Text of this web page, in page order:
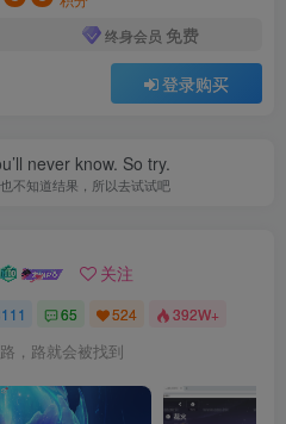
终身会员 免费
登录购买
never know. So try.
不知道结果，所以去试试吧
关注
65 524 392W+
，路就会被找到